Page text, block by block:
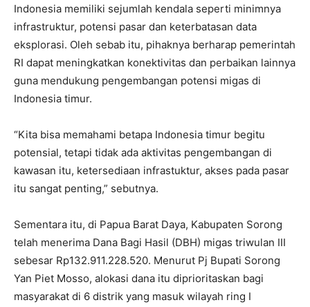
Indonesia memiliki sejumlah kendala seperti minimnya
infrastruktur, potensi pasar dan keterbatasan data
eksplorasi. Oleh sebab itu, pihaknya berharap pemerintah
RI dapat meningkatkan konektivitas dan perbaikan lainnya
guna mendukung pengembangan potensi migas di
Indonesia timur.
“Kita bisa memahami betapa Indonesia timur begitu
potensial, tetapi tidak ada aktivitas pengembangan di
kawasan itu, ketersediaan infrastuktur, akses pada pasar
itu sangat penting,” sebutnya.
Sementara itu, di Papua Barat Daya, Kabupaten Sorong
telah menerima Dana Bagi Hasil (DBH) migas triwulan III
sebesar Rp132.911.228.520. Menurut Pj Bupati Sorong
Yan Piet Mosso, alokasi dana itu diprioritaskan bagi
masyarakat di 6 distrik yang masuk wilayah ring I